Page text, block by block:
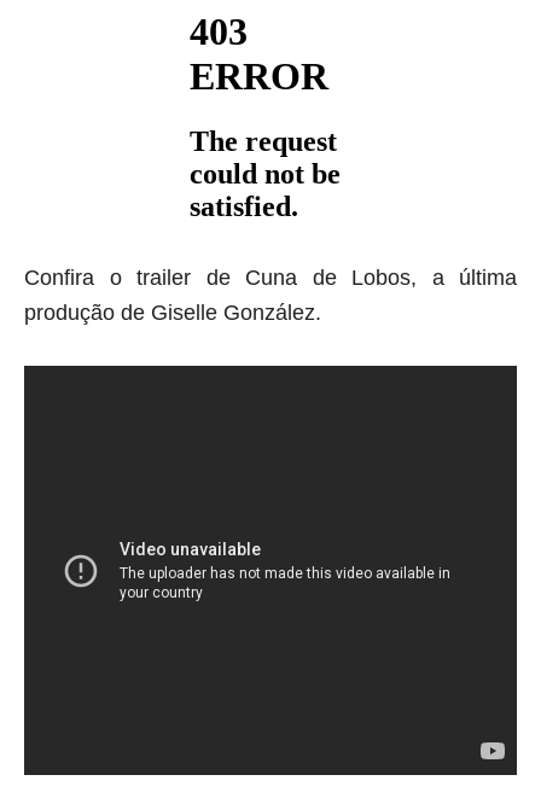
Confira o trailer de Cuna de Lobos, a última
produção de Giselle González.